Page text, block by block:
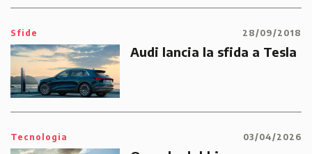
Sfide 28/09/2018
Audi lancia la sfida a Tesla
Tecnologia 03/04/2026